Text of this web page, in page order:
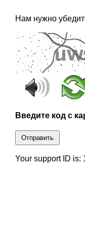
Нам нужно
Введите код с
Отправить
Your support ID is: